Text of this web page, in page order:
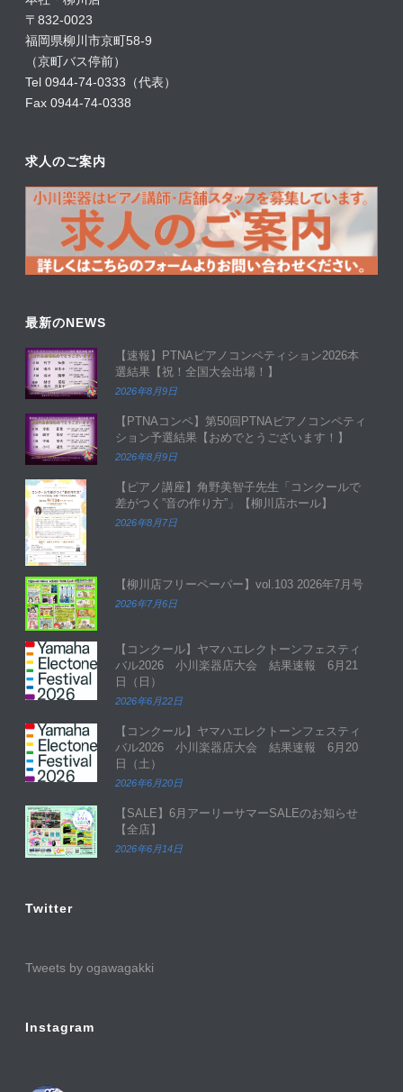
〒832-0023
福岡県柳川市京町58-9
（京町バス停前）
Tel 0944-74-0333（代表）
Fax 0944-74-0338
求人のご案内
最新のNEWS
【速報】PTNAピアノコンペティション2026本
選結果【祝！全国大会出場！】
2026年8月9日
【PTNAコンペ】第50回PTNAピアノコンペティ
ション予選結果【おめでとうございます！】
2026年8月9日
【ピアノ講座】角野美智子先生「コンクールで
差がつく”音の作り方”」【柳川店ホール】
2026年8月7日
【柳川店フリーペーパー】vol.103 2026年7月号
2026年7月6日
【コンクール】ヤマハエレクトーンフェスティ
バル2026 小川楽器店大会 結果速報 6月21
日（日）
2026年6月22日
【コンクール】ヤマハエレクトーンフェスティ
バル2026 小川楽器店大会 結果速報 6月20
日（土）
2026年6月20日
【SALE】6月アーリーサマーSALEのお知らせ
【全店】
2026年6月14日
Twitter
Tweets by ogawagakki
Instagram